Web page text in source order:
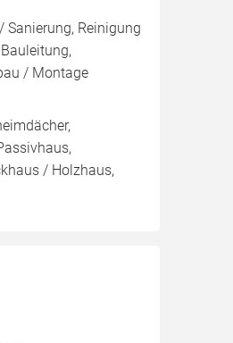
Sanierung, Reinigung
/ Montage
/ Holzhaus,